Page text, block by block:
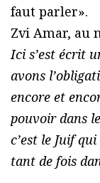
faut parler».
Zvi Amar, au
Ici s’est écrit
avons
encore et
pouvoir dans
c’est le Juif
tant de fois